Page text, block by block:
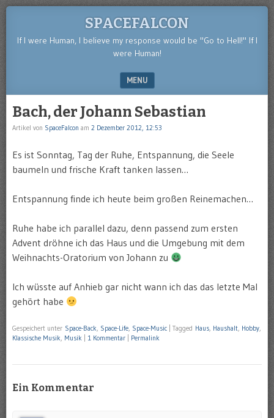
SPACEFALCON
If I were Human, I believe my response would be "Go to Hell!" If I
were Human!
MENU
Bach, der Johann Sebastian
Artikel von SpaceFalcon am 2 Dezember 2012, 12:53
Es ist Sonntag, Tag der Ruhe, Entspannung, die Seele
baumeln und frische Kraft tanken lassen…
Entspannung finde ich heute beim großen Reinemachen…
Ruhe habe ich parallel dazu, denn passend zum ersten
Advent dröhne ich das Haus und die Umgebung mit dem
Weihnachts-Oratorium von Johann zu
Ich wüsste auf Anhieb gar nicht wann ich das das letzte Mal
gehört habe
Gespeichert unter Space-Back, Space-Life, Space-Music Tagged Haus, Haushalt, Hobby,
Klassische Musik, Musik 1 Kommentar Permalink
Ein Kommentar